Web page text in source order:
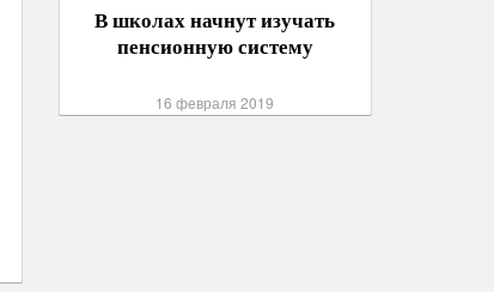
В школах начнут изучать
пенсионную систему
16 февраля 2019